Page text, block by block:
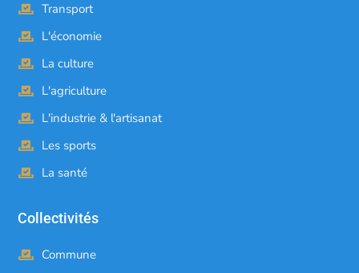
Transport
L'économie
La culture
L'agriculture
L'industrie & l'artisanat
Les sports
La santé
Collectivités
Commune